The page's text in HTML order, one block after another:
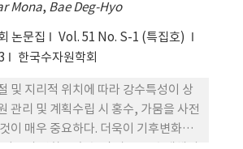
확실성은 5.45(배출시나리오: 4.45,
상세화기법: 0.27, 수문모형: 0.28)
리오의 불확실성(4.45)이 가장 크게
다. 이러한 결과는 어떠한 배출시나리
냐에 따라 미래 수자원전망이 매우 달
의미한다. 다음으로 Hawkins and
Mona, Bae Deg-Hyo
논문집
Vol. 51 No. S-1 (특집호)
한국수자원학회
및 지리적 위치에 따라 강수특성이 상
관리 및 계획수립 시 홍수, 가뭄을 사전
이 매우 중요하다. 더욱이 기후변화로